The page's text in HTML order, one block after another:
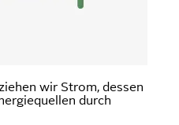
wir Strom, dessen
durch